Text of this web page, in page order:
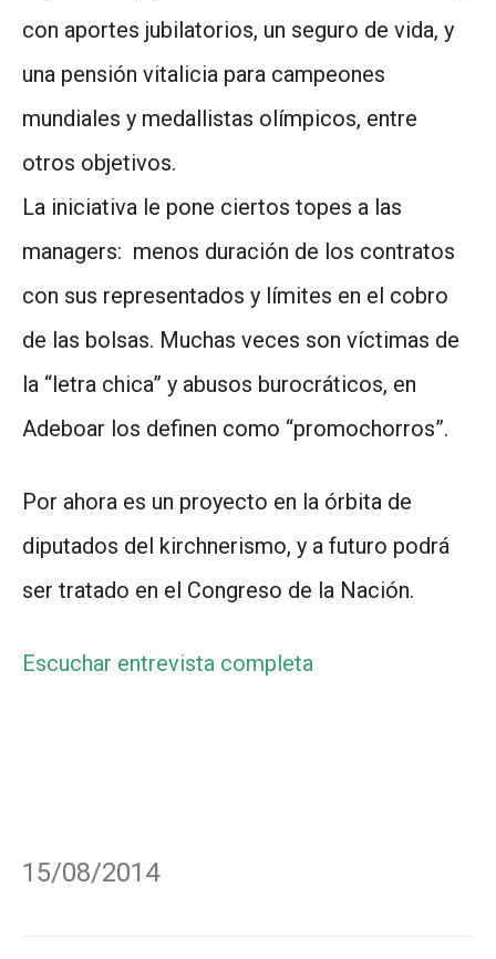
con aportes jubilatorios, un seguro de vida, y
una pensión vitalicia para campeones
mundiales y medallistas olímpicos, entre
otros objetivos.
La iniciativa le pone ciertos topes a las
managers: menos duración de los contratos
con sus representados y límites en el cobro
de las bolsas. Muchas veces son víctimas de
la “letra chica” y abusos burocráticos, en
Adeboar los definen como “promochorros”.
Por ahora es un proyecto en la órbita de
diputados del kirchnerismo, y a futuro podrá
ser tratado en el Congreso de la Nación.
Escuchar entrevista completa
15/08/2014